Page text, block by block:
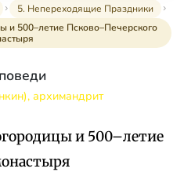
5. Непереходящие Праздники
и 500–летие Псково–Печерского
архимандрит
и 500–летие